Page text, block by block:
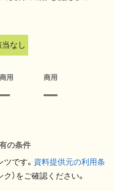
当なし
用 商用
の条件
です。 資料提供元の利用条
）をご確認ください。